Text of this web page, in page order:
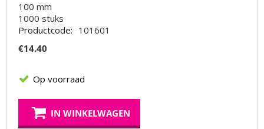
100 mm
1000 stuks
Productcode: 101601
€14.40
Op voorraad
IN WINKELWAGEN